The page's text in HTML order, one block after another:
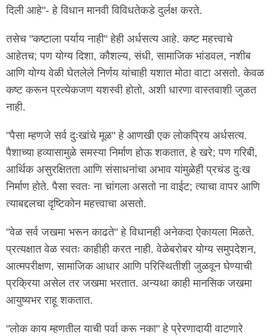
दिली आहे"- हे विधान मानवी विविधतेकडे दुर्लक्ष करते.
तसेच "कष्टाला पर्याय नाही" हेही अर्धसत्य आहे. कष्ट महत्त्वाचे
आहेतच; पण योग्य दिशा, कौशल्य, संधी, सामाजिक भांडवल, नशीब
आणि योग्य वेळी घेतलेले निर्णय यांचाही यशात मोठा वाटा असतो. केवळ
कष्ट करून प्रत्येकजण यशस्वी होतो, अशी धारणा वास्तवाशी जुळत
नाही.
"पैसा म्हणजे सर्व दुःखांचे मूळ" हे आणखी एक लोकप्रिय अर्धसत्य.
पैशाच्या हव्यासामुळे समस्या निर्माण होऊ शकतात, हे खरे; पण गरिबी,
आर्थिक असुरक्षितता आणि संसाधनांचा अभाव यांमुळेही प्रचंड दुःख
निर्माण होते. पैसा स्वतः ना चांगला असतो ना वाईट; त्याचा वापर आणि
त्याबद्दलचा दृष्टिकोन महत्त्वाचा असतो.
"वेळ सर्व जखमा भरून काढते" हे विधानही अनेकदा ऐकायला मिळते.
प्रत्यक्षात वेळ स्वतः काहीही करत नाही. वेळेबरोबर योग्य समुपदेशन,
आत्मपरीक्षण, सामाजिक आधार आणि परिस्थितीशी जुळवून घेण्याची
प्रक्रिया असेल तर जखमा भरतात. अन्यथा काही मानसिक जखमा
आयुष्यभर राहू शकतात.
"लोक काय म्हणतील याची पर्वा करू नका" हे प्रेरणादायी वाटणारे